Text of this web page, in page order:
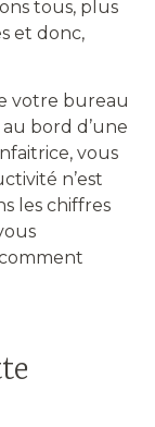
tous, plus
et donc,
votre bureau
bord d’une
vous
n’est
les chiffres